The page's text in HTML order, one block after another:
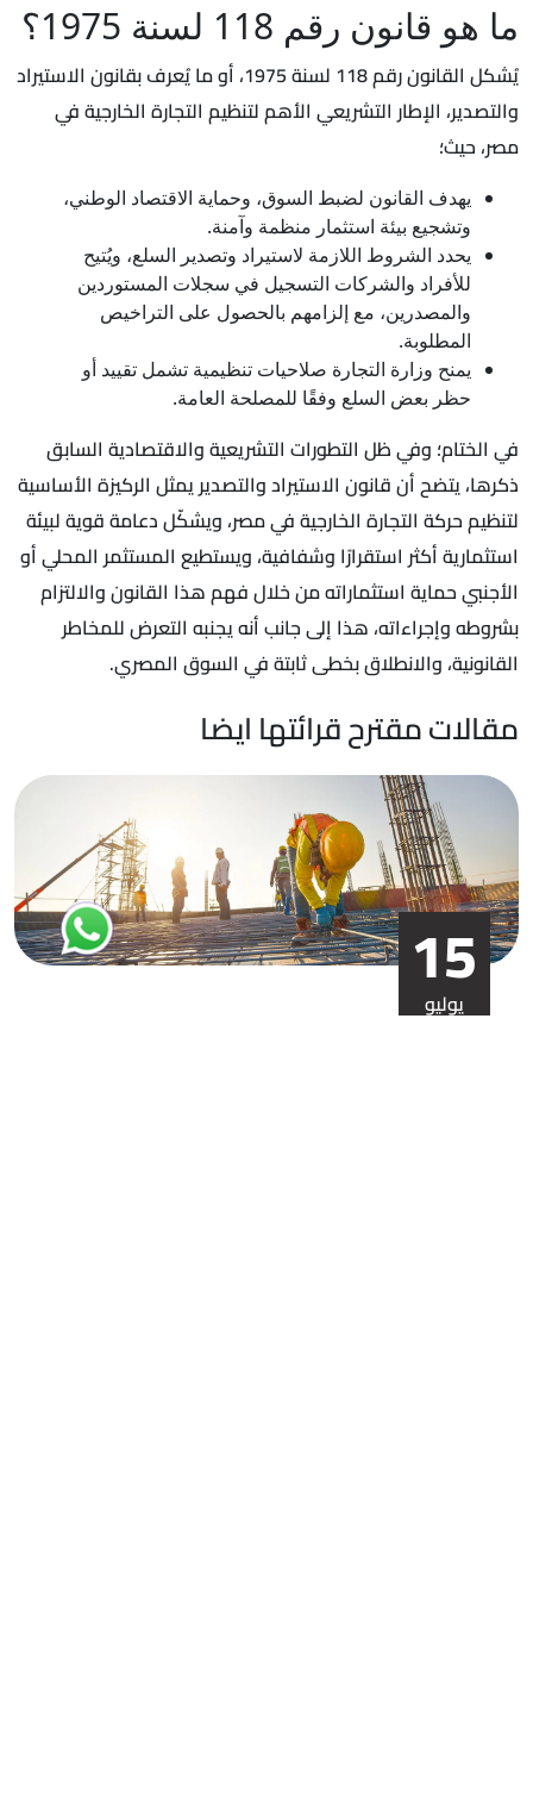
ما هو قانون رقم 118 لسنة 1975؟
يُشكل القانون رقم 118 لسنة 1975، أو ما يُعرف بقانون الاستيراد
والتصدير، الإطار التشريعي الأهم لتنظيم التجارة الخارجية في
مصر، حيث؛
يهدف القانون لضبط السوق، وحماية الاقتصاد الوطني،
وتشجيع بيئة استثمار منظمة وآمنة.
يحدد الشروط اللازمة لاستيراد وتصدير السلع، ويُتيح
للأفراد والشركات التسجيل في سجلات المستوردين
والمصدرين، مع إلزامهم بالحصول على التراخيص
المطلوبة.
يمنح وزارة التجارة صلاحيات تنظيمية تشمل تقييد أو
حظر بعض السلع وفقًا للمصلحة العامة.
في الختام؛ وفي ظل التطورات التشريعية والاقتصادية السابق
ذكرها، يتضح أن قانون الاستيراد والتصدير يمثل الركيزة الأساسية
لتنظيم حركة التجارة الخارجية في مصر، ويشكّل دعامة قوية لبيئة
استثمارية أكثر استقرارًا وشفافية، ويستطيع المستثمر المحلي أو
الأجنبي حماية استثماراته من خلال فهم هذا القانون والالتزام
بشروطه وإجراءاته، هذا إلى جانب أنه يجنبه التعرض للمخاطر
القانونية، والانطلاق بخطى ثابتة في السوق المصري.
مقالات مقترح قرائتها ايضا
15
يوليو